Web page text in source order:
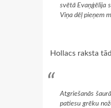
svētā Evaņģēlija
Viņa dēļ pieņem
Hollacs raksta
Atgriešanās
patiesu grēku